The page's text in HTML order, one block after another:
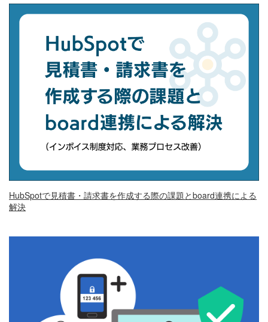
HubSpotで見積書・請求書を作成する際の課題とboard連携による
解決